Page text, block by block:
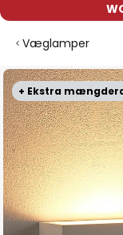
Væglamper
+ Ekstra
Gå
til
slutningen
af
billedgalleriet